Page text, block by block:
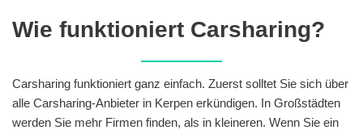
Wie funktioniert Carsharing?
Carsharing funktioniert ganz einfach. Zuerst solltet Sie sich über
alle Carsharing-Anbieter in Kerpen erkündigen. In Großstädten
werden Sie mehr Firmen finden, als in kleineren. Wenn Sie ein